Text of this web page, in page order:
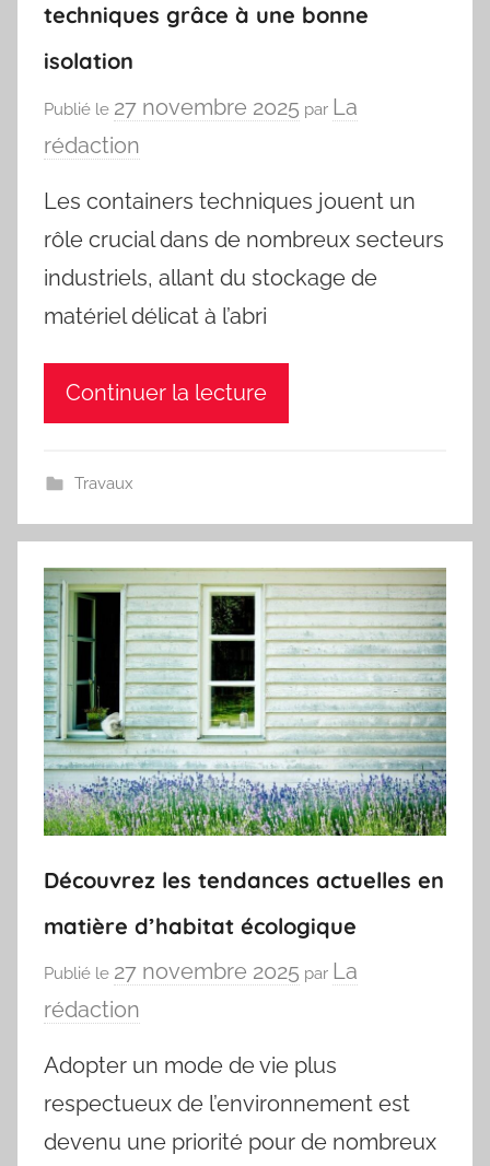
techniques grâce à une bonne
isolation
Publié le 27 novembre 2025 par La
rédaction
Les containers techniques jouent un
rôle crucial dans de nombreux secteurs
industriels, allant du stockage de
matériel délicat à l’abri
Continuer la lecture
Travaux
Découvrez les tendances actuelles en
matière d’habitat écologique
Publié le 27 novembre 2025 par La
rédaction
Adopter un mode de vie plus
respectueux de l’environnement est
devenu une priorité pour de nombreux